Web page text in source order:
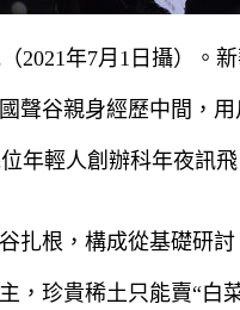
2021年7月1日攝）。
聲谷親身經歷中間，
年輕人創辦科年夜訊
扎根，構成從基礎研
，珍貴稀土只能賣“